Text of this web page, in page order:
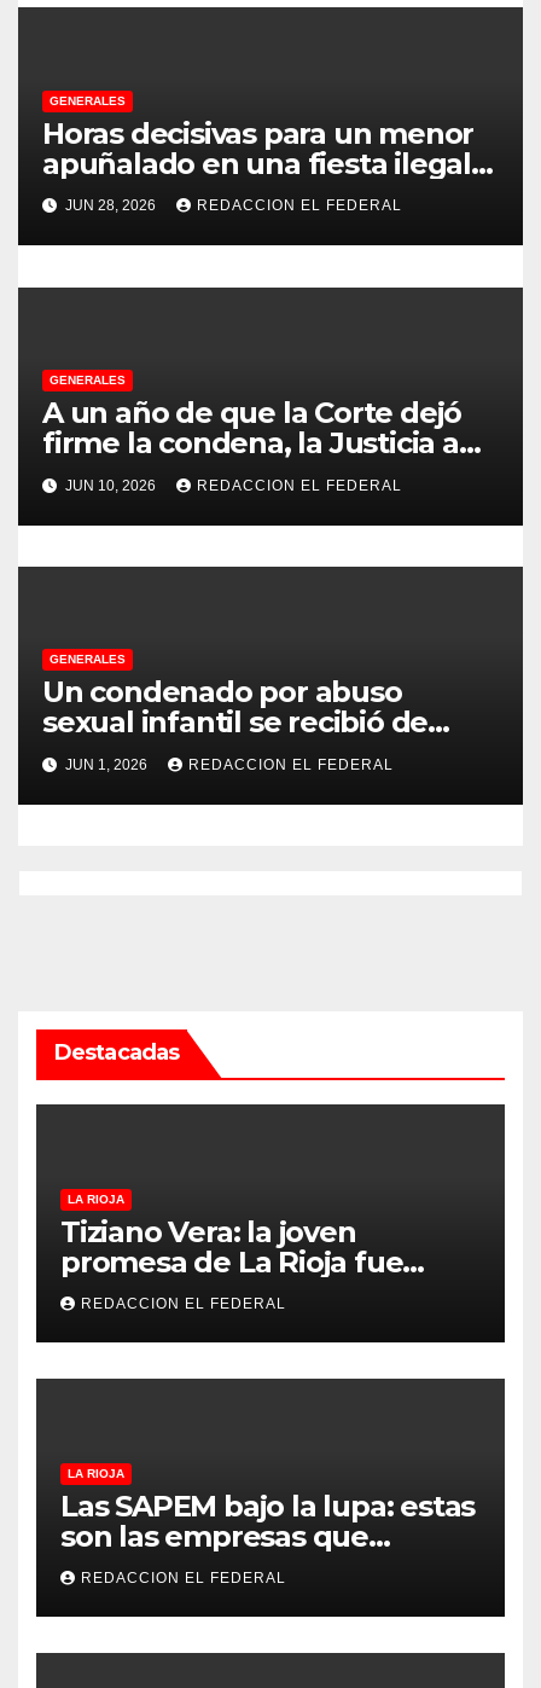
d
e
e
n
t
a
d
a
GENERALES
Horas decisivas para un menor
apuñalado en una fiesta ilegal
con más de 500 asistentes en
Chilecito
JUN 28, 2026 REDACCION EL FEDERAL
GENERALES
A un año de que la Corte dejó
firme la condena, la Justicia aún
no pudo decomisarle ni un peso
a CFK
JUN 10, 2026 REDACCION EL FEDERAL
GENERALES
Un condenado por abuso
sexual infantil se recibió de
psicopedagogo dentro del
Servicio Penitenciario de La
Rioja
JUN 1, 2026 REDACCION EL FEDERAL
Destacadas
LA RIOJA
Tiziano Vera: la joven
promesa de La Rioja fue
convocado a la Selección
Argentina sub-15
REDACCION EL FEDERAL
LA RIOJA
Las SAPEM bajo la lupa: estas
son las empresas que
evalúan vender a capitales
privados
REDACCION EL FEDERAL